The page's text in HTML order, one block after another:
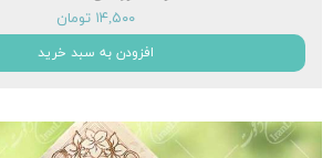
۱۴,۵۰۰ تومان
افزودن به سبد خرید